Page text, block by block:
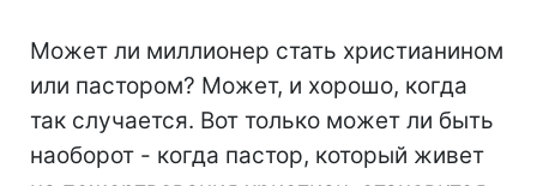
Может ли миллионер стать христианином
или пастором? Может, и хорошо, когда
так случается. Вот только может ли быть
наоборот - когда пастор, который живет